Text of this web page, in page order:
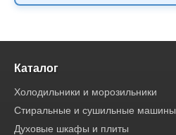
Каталог
Холодильники и морозильники
Стиральные и сушильные машины
Духовые шкафы и плиты